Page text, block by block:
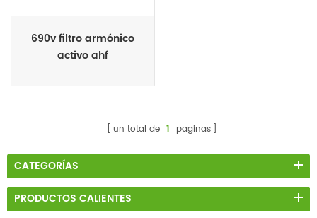
690v filtro armónico
activo ahf
un total de 1 paginas
CATEGORÍAS
PRODUCTOS CALIENTES